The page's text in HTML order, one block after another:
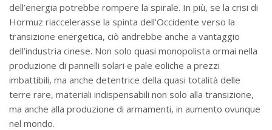
dell’energia potrebbe rompere la spirale. In più, se la crisi di
Hormuz riaccelerasse la spinta dell’Occidente verso la
transizione energetica, ciò andrebbe anche a vantaggio
dell’industria cinese. Non solo quasi monopolista ormai nella
produzione di pannelli solari e pale eoliche a prezzi
imbattibili, ma anche detentrice della quasi totalità delle
terre rare, materiali indispensabili non solo alla transizione,
ma anche alla produzione di armamenti, in aumento ovunque
nel mondo.